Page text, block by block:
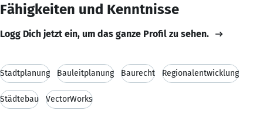
Fähigkeiten und Kenntnisse
Logg Dich jetzt ein, um das ganze Profil zu sehen.
Stadtplanung Bauleitplanung Baurecht Regionalentwicklung
Städtebau VectorWorks